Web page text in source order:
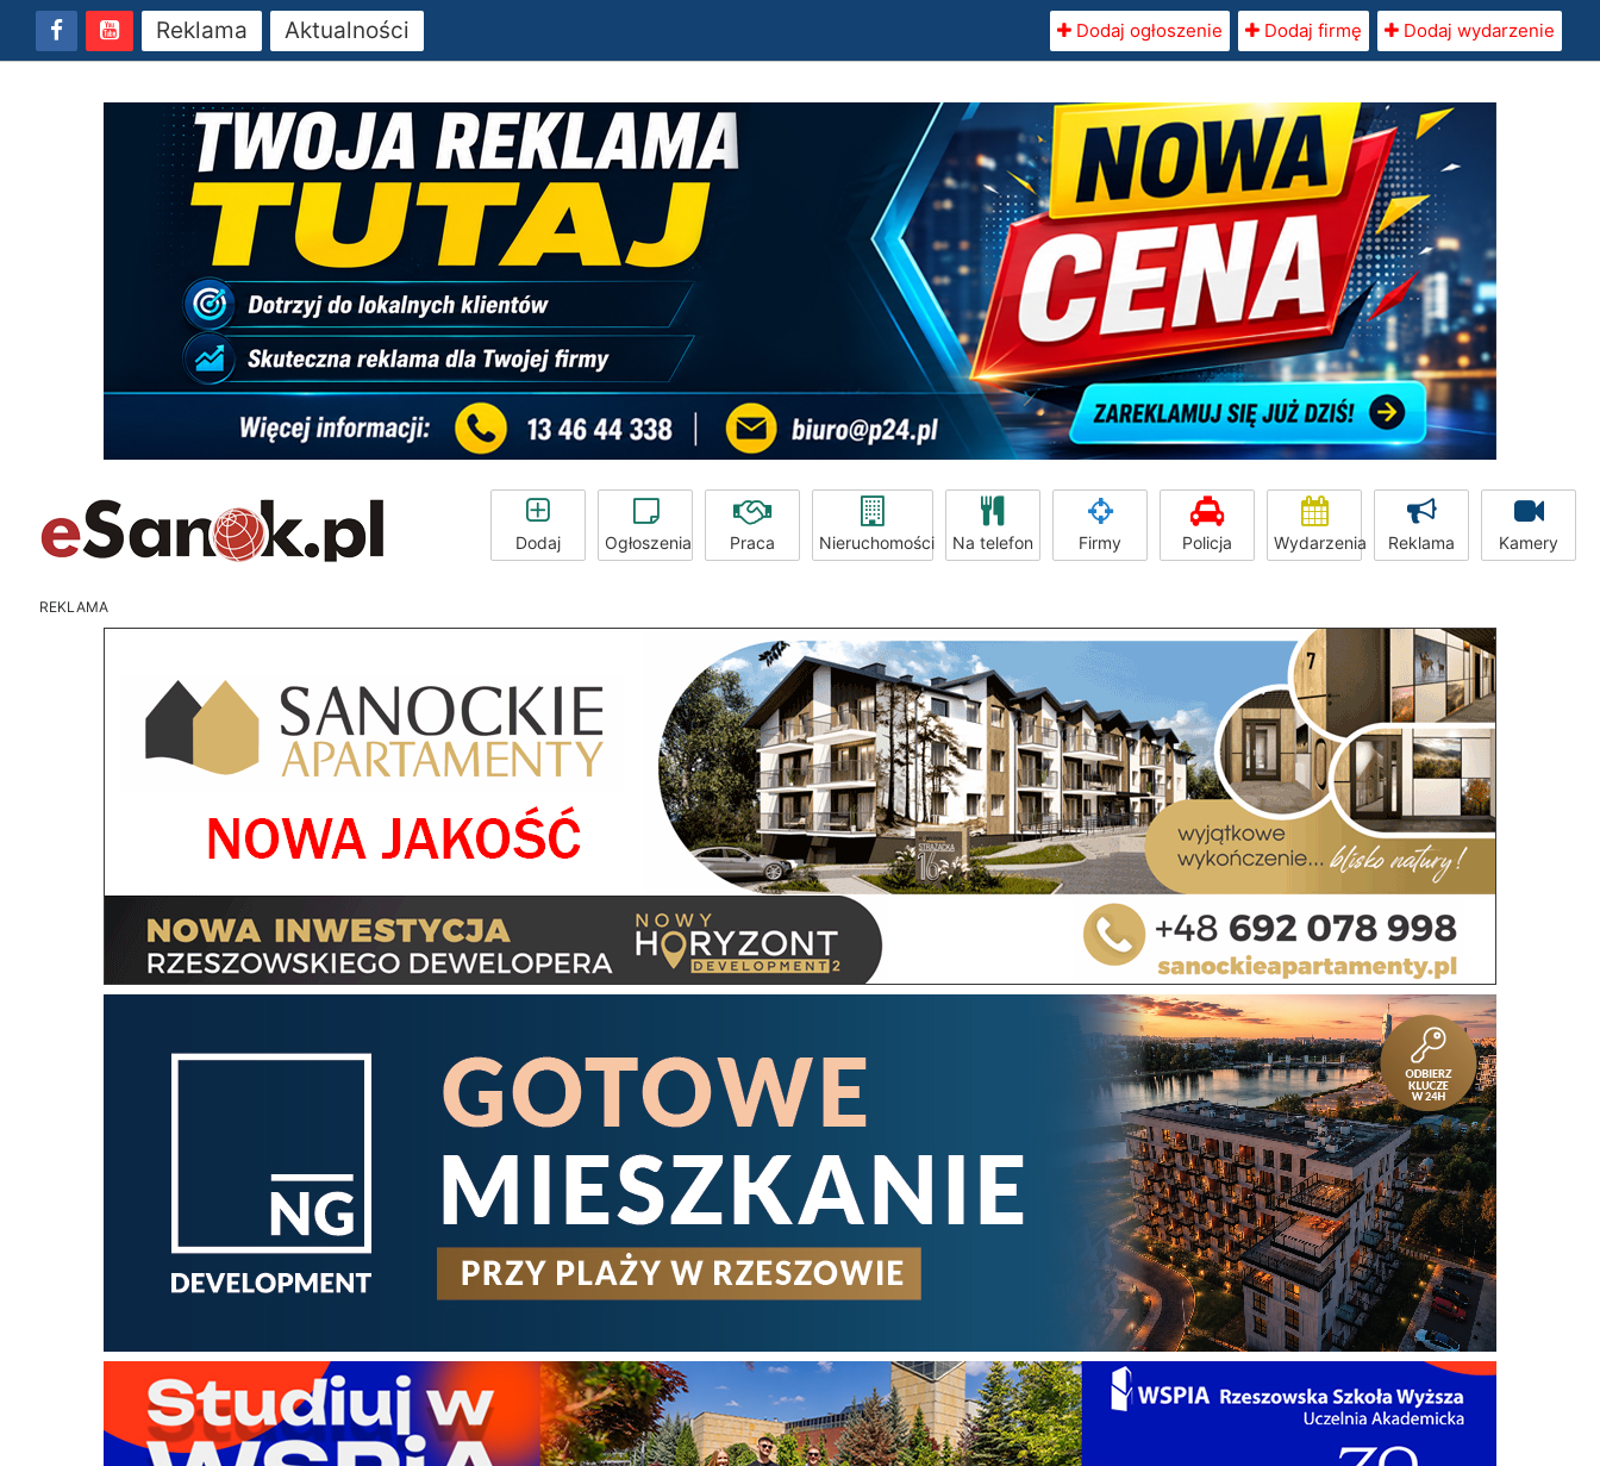
Reklama Aktualności Dodaj ogłoszenie Dodaj firmę Dodaj wydarzenie
Dodaj Ogłoszenia Praca Nieruchomości Na telefon Firmy Policja Wydarzenia Reklama Kamery
REKLAMA